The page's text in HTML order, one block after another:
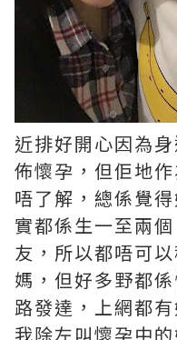
近排好開心因為
佈懷孕，但佢地
唔了解，總係覺
實都係生一至兩
友，所以都唔可
媽，但好多野都
路發達，上網都
我除左叫懷孕中